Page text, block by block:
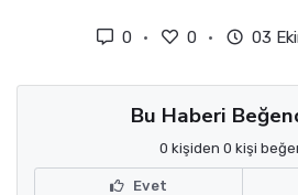
0 0 03
Bu Haberi
0 kişiden 0 kişi
Evet